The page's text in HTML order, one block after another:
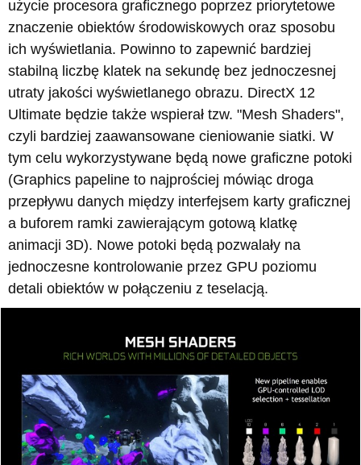
użycie procesora graficznego poprzez priorytetowe
znaczenie obiektów środowiskowych oraz sposobu
ich wyświetlania. Powinno to zapewnić bardziej
stabilną liczbę klatek na sekundę bez jednoczesnej
utraty jakości wyświetlanego obrazu. DirectX 12
Ultimate będzie także wspierał tzw. "Mesh Shaders",
czyli bardziej zaawansowane cieniowanie siatki. W
tym celu wykorzystywane będą nowe graficzne potoki
(Graphics papeline to najprościej mówiąc droga
przepływu danych między interfejsem karty graficznej
a buforem ramki zawierającym gotową klatkę
animacji 3D). Nowe potoki będą pozwalały na
jednoczesne kontrolowanie przez GPU poziomu
detali obiektów w połączeniu z teselacją.